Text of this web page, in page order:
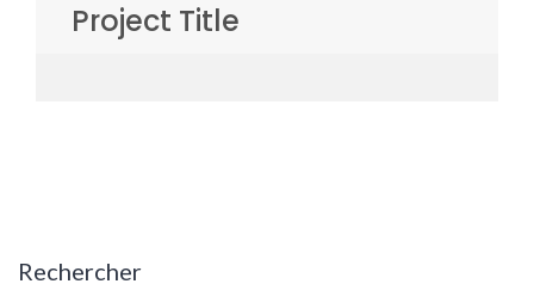
Project Title
Rechercher